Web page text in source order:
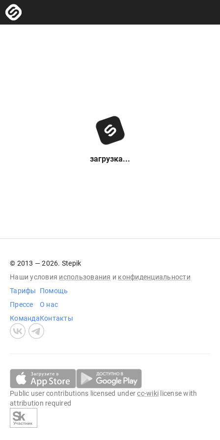
загрузка...
© 2013 — 2026. Stepik
Наши условия использования и конфиденциальности
Тарифы
Прессе
Команда
Помощь
О нас
Контакты
Public user contributions licensed undercc-wiki license with
attribution required